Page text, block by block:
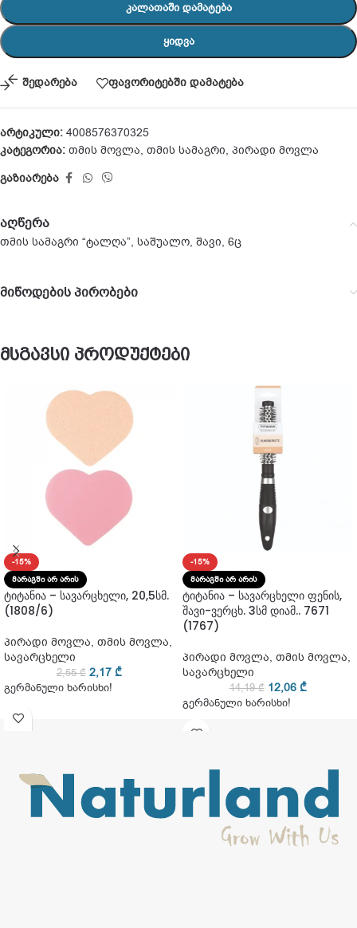
ᲙᲐᲚᲐᲗᲐᲨᲘ ᲓᲐᲛᲐᲢᲔᲑᲐ
ᲧᲘᲓᲕᲐ
შედარება ფავორიტებში დამატება
არტიკული: 4008576370325
კატეგორია: თმის მოვლა, თმის სამაგრი, პირადი მოვლა
გაზიარება
აღწერა
თმის სამაგრი “ტალღა”, საშუალო, შავი, 6ც
მიწოდების პირობები
მსგავსი პროდუქტები
-15%
ᲛᲐᲠᲐᲒᲨᲘ ᲐᲠ ᲐᲠᲘᲡ
ტიტანია – სავარცხელი, 20,5სმ.
(1808/6)
პირადი მოვლა, თმის მოვლა,
სავარცხელი
2,55₾ 2,17 ₾
გერმანული ხარისხი!
-15%
ᲛᲐᲠᲐᲒᲨᲘ ᲐᲠ ᲐᲠᲘᲡ
ტიტანია – სავარცხელი ფენის,
შავი-ვერცხ. 3სმ დიამ.. 7671
(1767)
პირადი მოვლა, თმის მოვლა,
სავარცხელი
14,19₾ 12,06 ₾
გერმანული ხარისხი!